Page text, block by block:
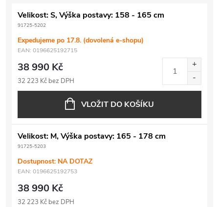
Velikost: S, Výška postavy: 158 - 165 cm
91725-5202
Expedujeme po 17.8. (dovolená e-shopu)
EAN: 0196625192715
38 990 Kč
32 223 Kč bez DPH
VLOŽIT DO KOŠÍKU
Velikost: M, Výška postavy: 165 - 178 cm
91725-5203
Dostupnost: NA DOTAZ
EAN: 0196625192753
38 990 Kč
32 223 Kč bez DPH